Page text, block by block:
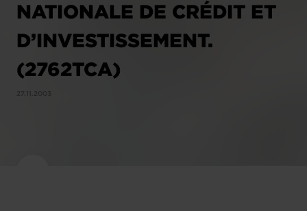
NATIONALE DE CRÉDIT ET
D’INVESTISSEMENT.
(2762TCA)